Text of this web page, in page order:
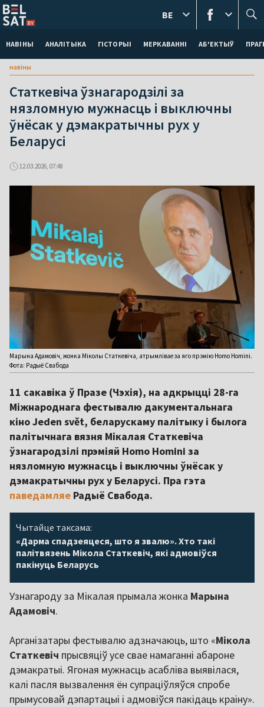
НАВІНЫ АНАЛІТЫКА ГІСТОРЫІ МЕРКАВАННI АБ'ЕКТЫЎ
BE
навіны
Статкевіча ўзнагародзілі за
нязломную мужнасць і выключны
ўнёсак у дэмакратычны рух у
Беларусі
12.03.2026, 07:48
Марына Адамовіч, жонка Міколы Статкевіча, атрымлівае за яго прэмію Homo Homini.
Фота: Радыё Свабода
11 сакавіка ў Празе (Чэхія), на адкрыцці 28-га
Міжнароднага фестывалю дакументальнага
кіно Jeden svět, беларускаму палітыку і былога
палітычнага вязня Мікалая Статкевіча
ўзнагародзілі прэміяй Homo Homini за
нязломную мужнасць і выключны ўнёсак у
дэмакратычны рух у Беларусі. Пра гэта
паведамляе Радыё Свабода.
Чытайце таксама:
«Дарма спадзеяцеся, што я звалю». Хто такі
палітвязень Мікола Статкевіч, які адмовіўся
пакінуць Беларусь
Узнагароду за Мікалая прымала жонка Марына
Адамовіч.
Арганізатары фестывалю адзначаюць, што «Мікола
Статкевіч прысвяціў усе свае намаганні абароне
дэмакратыі. Ягоная мужнасць асабліва выявілася,
калі пасля вызвалення ён супраціўляўся спробе
прымусовай дэпартацыі і адмовіўся пакідаць краіну».